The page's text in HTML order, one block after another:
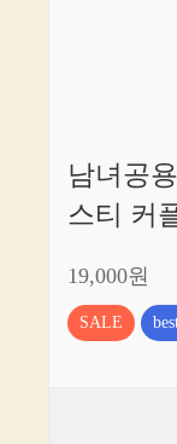
남녀공
스티 커
19,000원
SALE